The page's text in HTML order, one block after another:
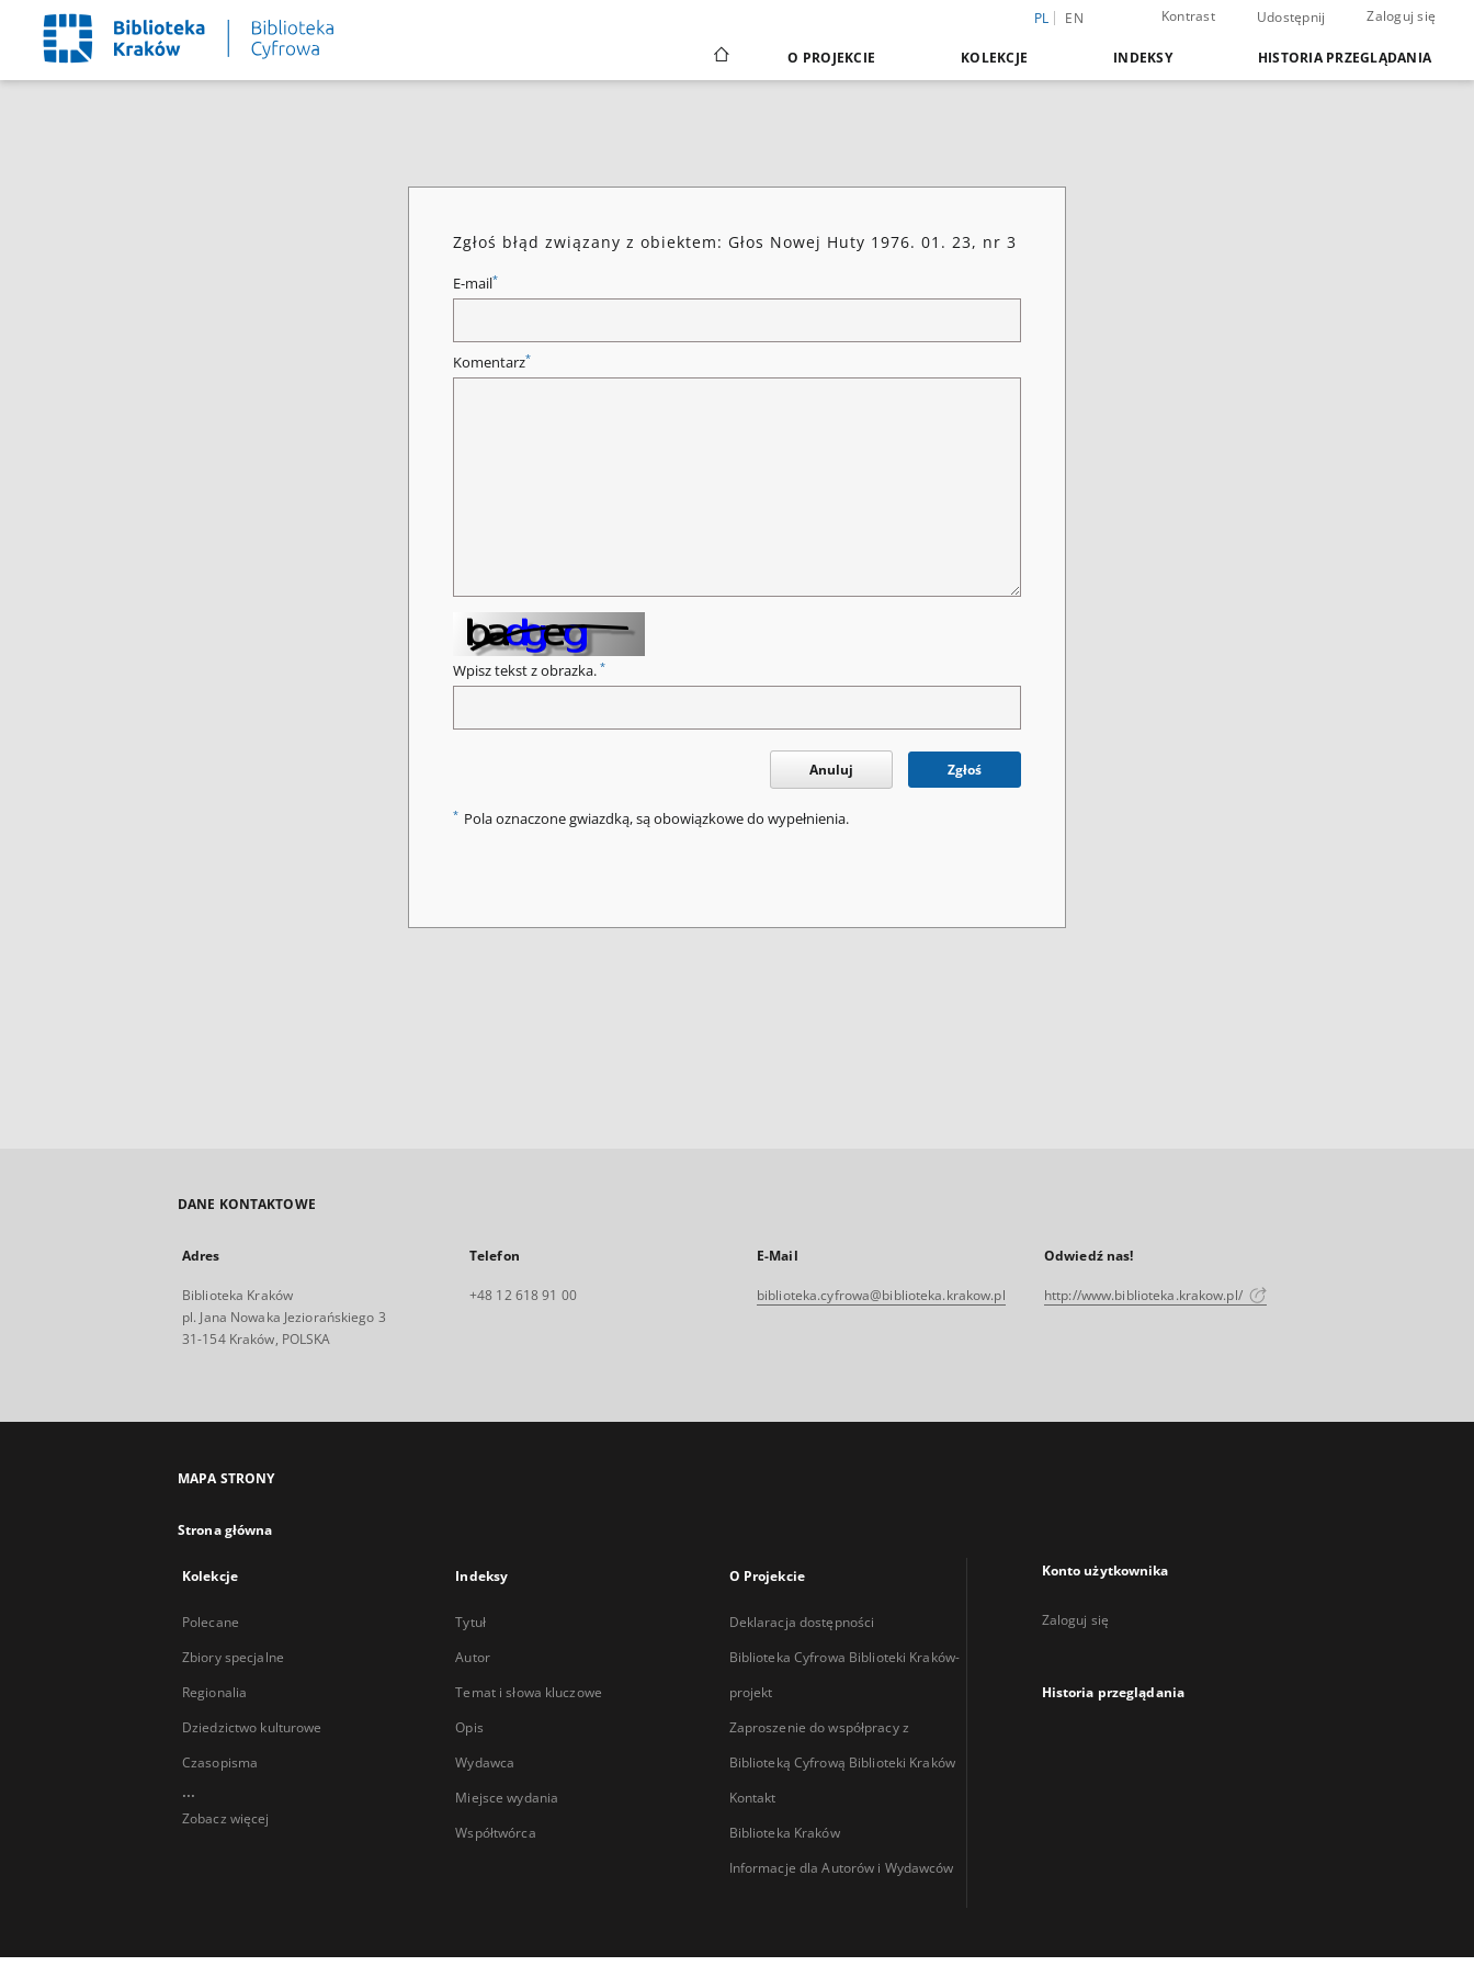
PL EN Kontrast Udostępnij Zaloguj się
O PROJEKCIE KOLEKCJE INDEKSY HISTORIA PRZEGLĄDANIA
Zgłoś błąd związany z obiektem: Głos Nowej Huty 1976. 01. 23, nr 3
E-mail*
Komentarz*
Wpisz tekst z obrazka. *
Anuluj Zgłoś
* Pola oznaczone gwiazdką, są obowiązkowe do wypełnienia.
DANE KONTAKTOWE
Adres
Biblioteka Kraków
pl. Jana Nowaka Jeziorańskiego 3
31-154 Kraków, POLSKA
Telefon
+48 12 618 91 00
E-Mail
biblioteka.cyfrowa@biblioteka.krakow.pl
Odwiedź nas!
http://www.biblioteka.krakow.pl/
MAPA STRONY
Strona główna
Kolekcje
Polecane
Zbiory specjalne
Regionalia
Dziedzictwo kulturowe
Czasopisma
...
Zobacz więcej
Indeksy
Tytuł
Autor
Temat i słowa kluczowe
Opis
Wydawca
Miejsce wydania
Współtwórca
O Projekcie
Deklaracja dostępności
Biblioteka Cyfrowa Biblioteki Kraków-
projekt
Zaproszenie do współpracy z
Biblioteką Cyfrową Biblioteki Kraków
Kontakt
Biblioteka Kraków
Informacje dla Autorów i Wydawców
Konto użytkownika
Zaloguj się
Historia przeglądania